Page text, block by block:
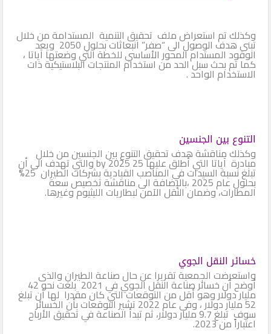
وكذلك تم استعراض ملف تحقيق التنمية المستدامة من خلال
تبنى هدف الوصول الى “صفر” انبعاثات بحلول 2050 ويعد
الوقود المستدام المحور الأساسي للخطة التي وضعتها آياتا ،
كما تم بحث سبل الحد من استخدام المنتجات البلاستيكية ذات
الاستخدام الواحد .
التنوع بين الجنسين
وكذلك مناقشة هدف تحقيق التنوع بين الجنسين من خلال
مبادرة آياتا التي أطلق عليها 25 by 2025 والتي تهدف الى أن
تبلغ نسبة السيدات في المناصب القيادية بشركات الطيران 25%
بحلول عام 2025 ،بالإضافة الى مناقشة تخصيص سعة
المطارات، وضمان النقل الآمن لبطاريات الليثيوم وغيرها.
خسائر النقل الجوي
واستعرضت الجمعية تقريرا عن حال صناعة الطيران والذى
أوضح أن خسائر صناعة النقل الجوي في 2021 بلغت نحو 42
مليار دولار وهو أقل من التوقعات التي كان مقدرا لها أن تبلغ
52 مليار دولار ، وفى عام 2022 تشير التوقعات بأن الخسائر
سوف تبلغ 9.7 مليار دولار، ثم تبدأ الصناعة في تحقيق الأرباح
اعتباراً من 2023.